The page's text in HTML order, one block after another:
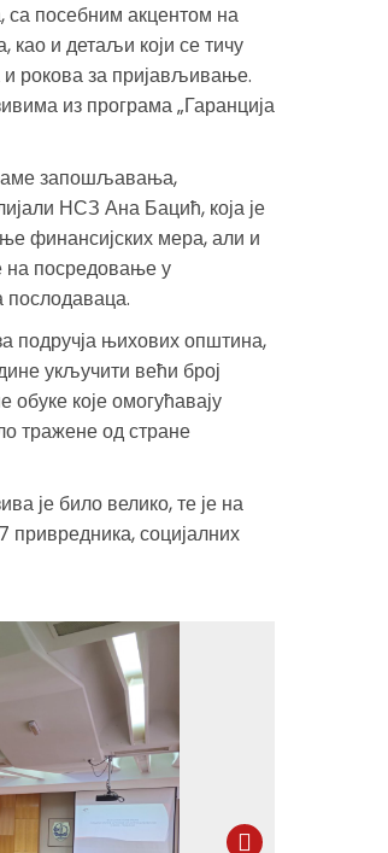
са посебним акцентом на
као и детаљи који се тичу
рокова за пријављивање.
из програма „Гаранција
запошљавања,
НСЗ Ана Бацић, која је
финансијских мера, али и
на посредовање у
подручја њихових општина,
укључити већи број
које омогућавају
тражене од стране
је било велико, те је на
привредника, социјалних